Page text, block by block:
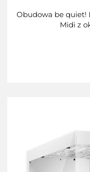
Obudowa be quiet!
Midi z